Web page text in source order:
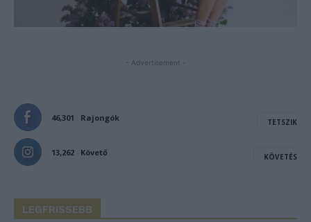
- Advertisement -
46,301 Rajongók TETSZIK
13,262 Követő KÖVETÉS
LEGFRISSEBB